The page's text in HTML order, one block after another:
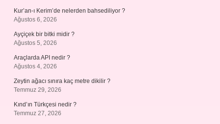
Kur’an-ı Kerim’de nelerden bahsediliyor ?
Ağustos 6, 2026
Ayçiçek bir bitki midir ?
Ağustos 5, 2026
Araçlarda API nedir ?
Ağustos 4, 2026
Zeytin ağacı sınıra kaç metre dikilir ?
Temmuz 29, 2026
Kınd’ın Türkçesi nedir ?
Temmuz 27, 2026